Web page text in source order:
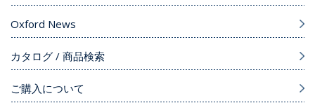
Oxford News
カタログ / 商品検索
ご購入について